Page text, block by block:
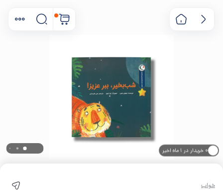
۰ خریدار در ۱ ماه اخیر
خواب